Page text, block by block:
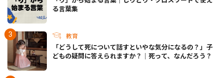
る言葉集
教育
「どうして死について話すといやな気分になるの？」子
どもの疑問に答えられますか？｜死って、なんだろう？